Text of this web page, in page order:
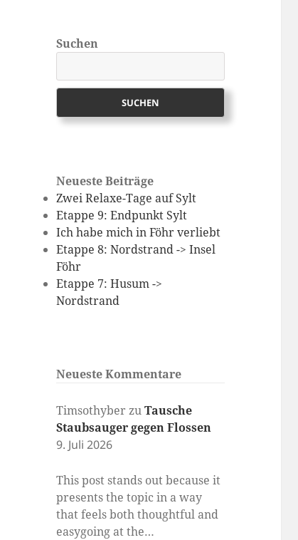
Suchen
SUCHEN
Neueste Beiträge
Zwei Relaxe-Tage auf Sylt
Etappe 9: Endpunkt Sylt
Ich habe mich in Föhr verliebt
Etappe 8: Nordstrand -> Insel
Föhr
Etappe 7: Husum ->
Nordstrand
Neueste Kommentare
Timsothyber zuTausche
Staubsauger gegen Flossen
9. Juli 2026
This post stands out because it
presents the topic in a way
that feels both thoughtful and
easygoing at the…